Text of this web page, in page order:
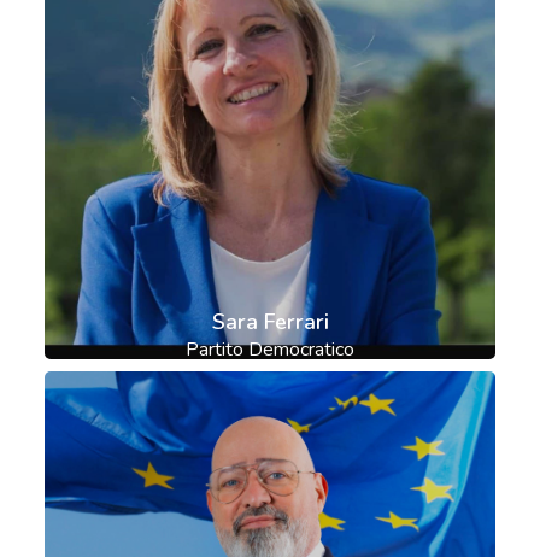
Sara Ferrari
Partito Democratico